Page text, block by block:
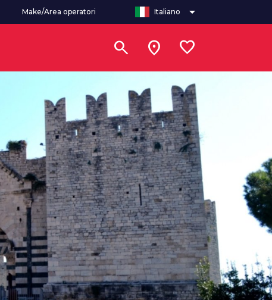
Make/Area operatori Italiano arrow_drop_down
search location_on favorite